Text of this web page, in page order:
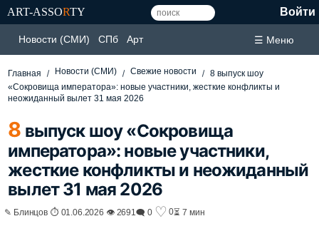
ART-ASSORTY Войти
Новости (СМИ) СПб Арт ☰ Меню
Главная Новости (СМИ) Свежие новости
8 выпуск шоу
«Сокровища императора»: новые участники, жесткие конфликты и
неожиданный вылет 31 мая 2026
8 выпуск шоу «Сокровища
императора»: новые участники,
жесткие конфликты и неожиданный
вылет 31 мая 2026
✎ Блинцов ⏱ 01.06.2026 👁 2691 🗨 0 ♡ 0⏳ 7 мин